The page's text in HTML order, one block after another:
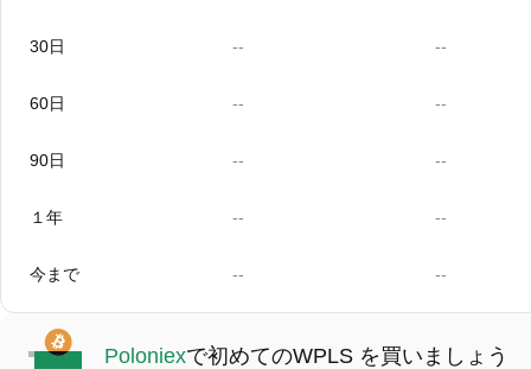
30日 -- --
60日 -- --
90日 -- --
１年 -- --
今まで -- --
Poloniexで初めてのWPLS を買いましょう